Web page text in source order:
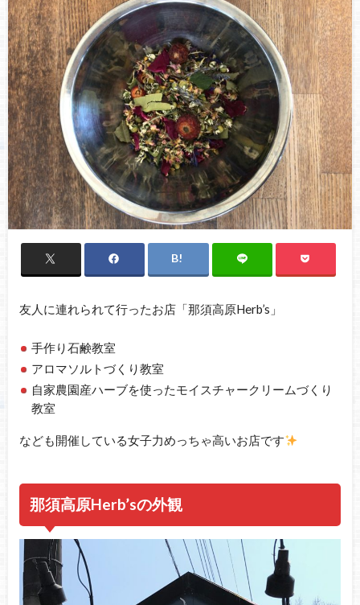
友人に連れられて行ったお店「那須高原Herb’s」
手作り石鹸教室
アロマソルトづくり教室
自家農園産ハーブを使ったモイスチャークリームづくり
教室
なども開催している女子力めっちゃ高いお店です
那須高原Herb’sの外観